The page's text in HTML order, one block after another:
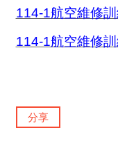
114-1航空維修
114-1航空維修
分享